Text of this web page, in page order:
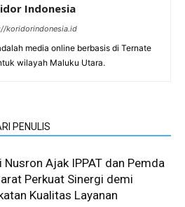
Indonesia
koridorindonesia.id
media online berbasis di Ternate
wilayah Maluku Utara.
PENULIS
Nusron Ajak IPPAT dan Pemda
Perkuat Sinergi demi
Kualitas Layanan